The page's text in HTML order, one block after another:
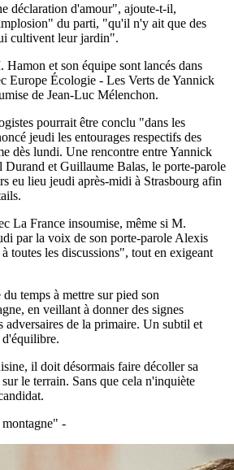
déclaration d'amour", ajoute-t-il,
du parti, "qu'il n'y ait que des
cultivent leur jardin".
Hamon et son équipe sont lancés dans
Europe Écologie - Les Verts de Yannick
de Jean-Luc Mélenchon.
pourrait être conclu "dans les
jeudi les entourages respectifs des
dès lundi. Une rencontre entre Yannick
Durand et Guillaume Balas, le porte-parole
eu lieu jeudi après-midi à Strasbourg afin
La France insoumise, même si M.
par la voix de son porte-parole Alexis
toutes les discussions", tout en exigeant
temps à mettre sur pied son
en veillant à donner des signes
adversaires de la primaire. Un subtil et
il doit désormais faire décoller sa
le terrain. Sans que cela n'inquiète
-